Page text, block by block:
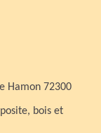
Hamon 72300
bois et